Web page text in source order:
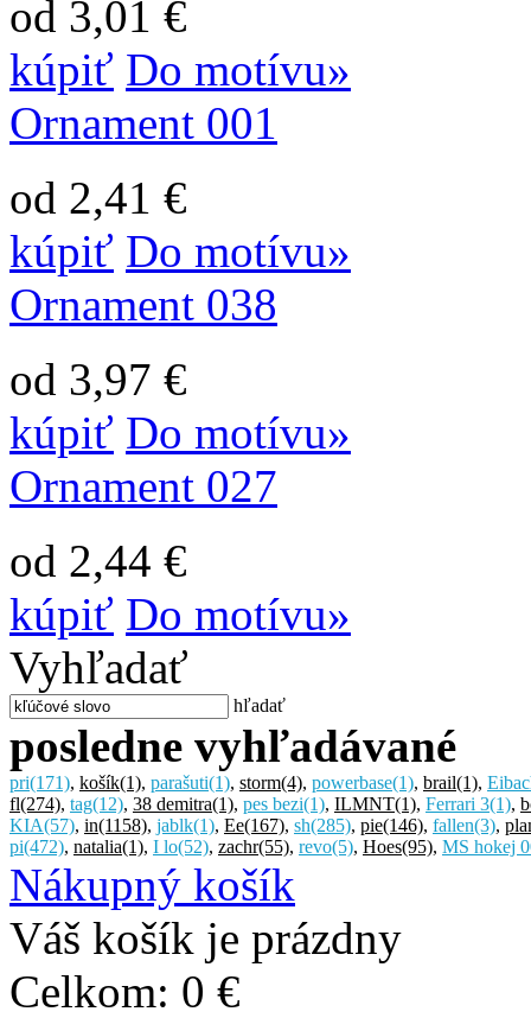
od 3,01 €
kúpiť Do motívu»
Ornament 001
od 2,41 €
kúpiť Do motívu»
Ornament 038
od 3,97 €
kúpiť Do motívu»
Ornament 027
od 2,44 €
kúpiť Do motívu»
Vyhľadať
hľadať
posledne vyhľadávané
pri(171), košík(1), parašuti(1), storm(4), powerbase(1), brail(1),
fl(274), tag(12), 38 demitra(1), pes bezi(1), ILMNT(1), Ferrari 3(1),
KIA(57), in(1158), jablk(1), Ee(167), sh(285), pie(146), fallen(3),
pi(472), natalia(1), I lo(52), zachr(55), revo(5), Hoes(95), MS hokej
Nákupný košík
Váš košík je prázdny
Celkom: 0 €